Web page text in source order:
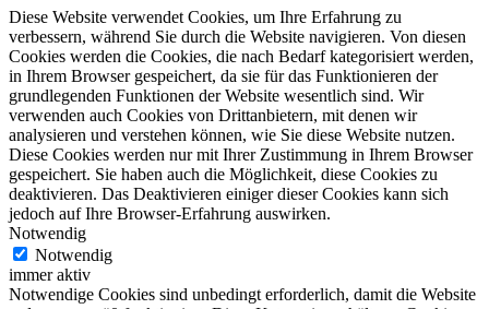
Diese Website verwendet Cookies, um Ihre Erfahrung zu
verbessern, während Sie durch die Website navigieren. Von diesen
Cookies werden die Cookies, die nach Bedarf kategorisiert werden,
in Ihrem Browser gespeichert, da sie für das Funktionieren der
grundlegenden Funktionen der Website wesentlich sind. Wir
verwenden auch Cookies von Drittanbietern, mit denen wir
analysieren und verstehen können, wie Sie diese Website nutzen.
Diese Cookies werden nur mit Ihrer Zustimmung in Ihrem Browser
gespeichert. Sie haben auch die Möglichkeit, diese Cookies zu
deaktivieren. Das Deaktivieren einiger dieser Cookies kann sich
jedoch auf Ihre Browser-Erfahrung auswirken.
Notwendig
Notwendig
immer aktiv
Notwendige Cookies sind unbedingt erforderlich, damit die Website